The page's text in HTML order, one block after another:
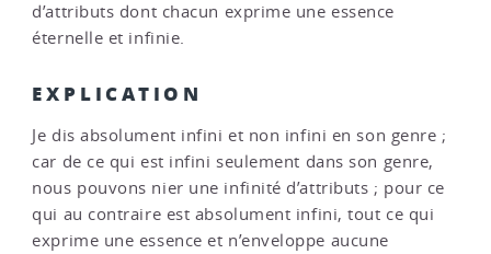
d’attributs dont chacun exprime une essence
éternelle et infinie.
EXPLICATION
Je dis absolument infini et non infini en son genre ;
car de ce qui est infini seulement dans son genre,
nous pouvons nier une infinité d’attributs ; pour ce
qui au contraire est absolument infini, tout ce qui
exprime une essence et n’enveloppe aucune